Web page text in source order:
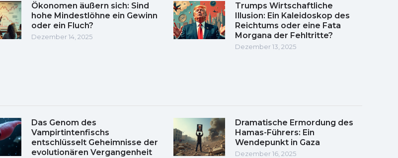
Ökonomen äußern sich: Sind
hohe Mindestlöhne ein Gewinn
oder ein Fluch?
Dezember 14, 2025
Trumps Wirtschaftliche
Illusion: Ein Kaleidoskop des
Reichtums oder eine Fata
Morgana der Fehltritte?
Dezember 13, 2025
Das Genom des
Vampirtintenfischs
entschlüsselt Geheimnisse der
evolutionären Vergangenheit
Dramatische Ermordung des
Hamas-Führers: Ein
Wendepunkt in Gaza
Dezember 16, 2025